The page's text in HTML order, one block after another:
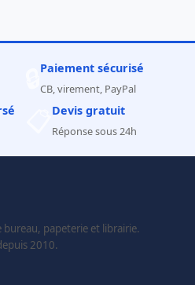
Paiement sécurisé
CB, virement, PayPal
Devis gratuit
Réponse sous 24h
papeterie et librairie.
2010.